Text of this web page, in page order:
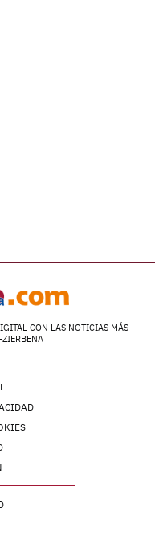
CON LAS NOTICIAS MÁS